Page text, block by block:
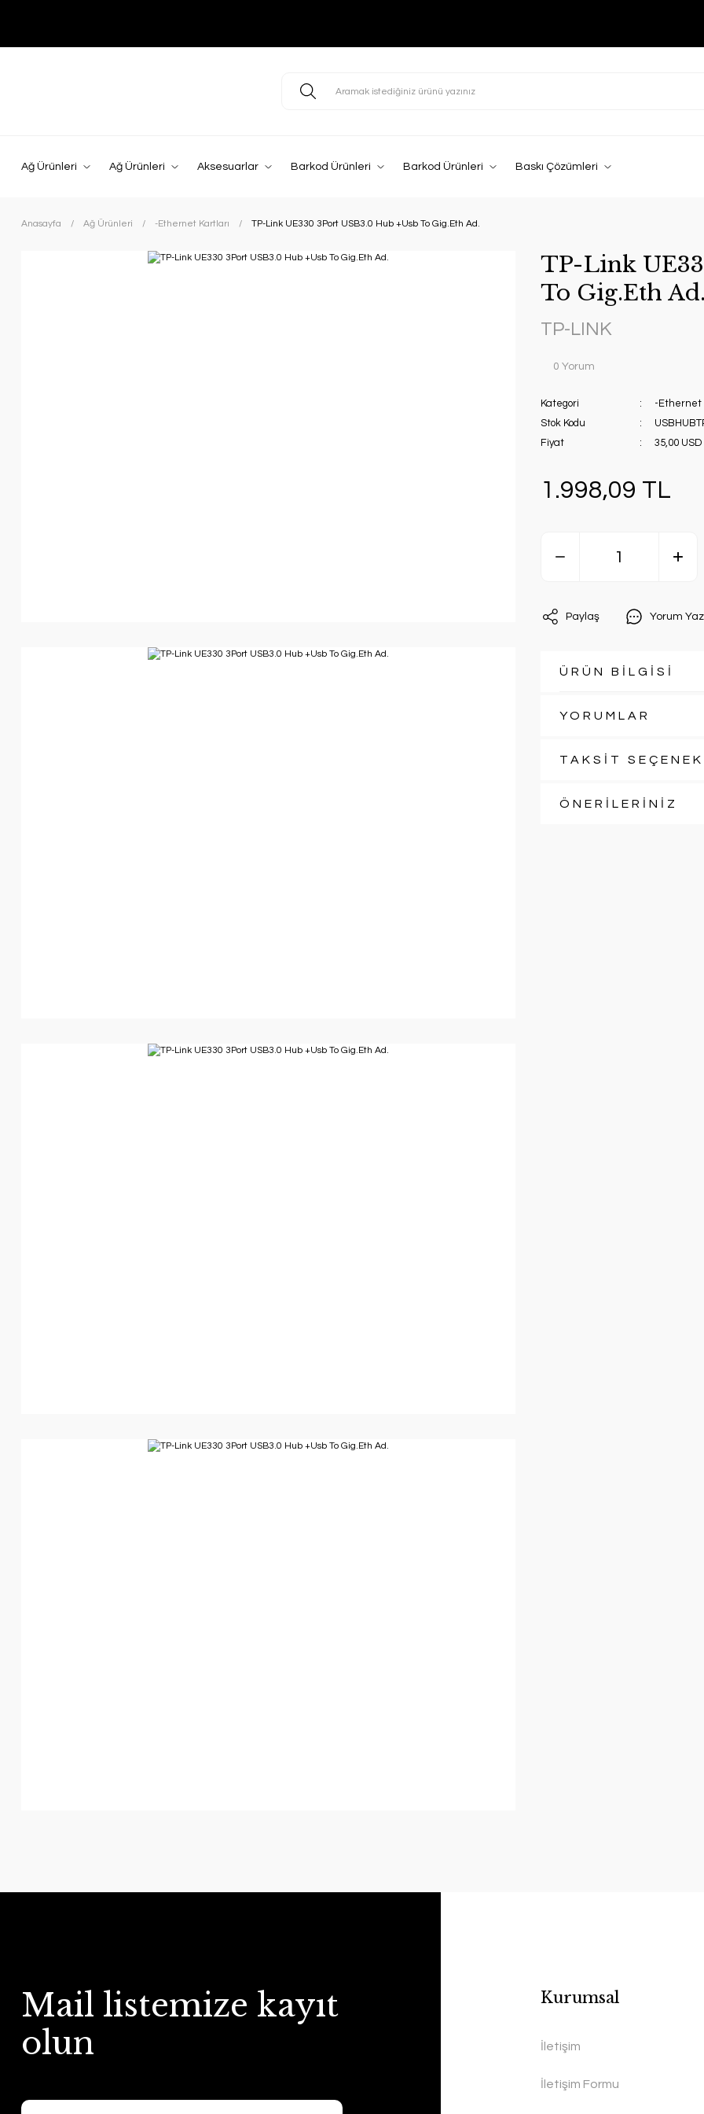
Ağ Ürünleri Ağ Ürünleri Aksesuarlar Barkod Ürünleri Barkod Ürünleri Baskı Çözümleri
Anasayfa Ağ Ürünleri -Ethernet Kartları TP-Link UE330 3Port USB3.0 Hub +Usb To Gig.Eth Ad.
TP-Link
To Gig.Eth
TP-LINK
0 Yorum
Kategori
-Ethernet
Stok Kodu
Fiyat
35,00
1.998,09 TL
Paylaş Yorum Yaz
ÜRÜN BİLGİSİ
YORUMLAR
TAKSİT
ÖNERİLERİNİZ
Mail listemize kayıt
olun
Kurumsal
İletişim
İletişim Formu